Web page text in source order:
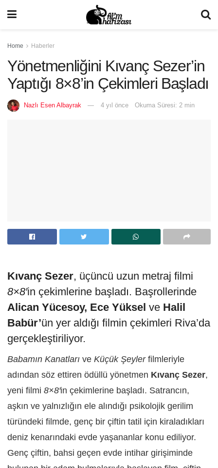
Home Haberler
Yönetmenliğini Kıvanç Sezer’in
Yaptığı 8×8’in Çekimleri Başladı
Nazlı Esen Albayrak 4 yıl önce Okuma Süresi: 2 min
Kıvanç Sezer, üçüncü uzun metraj filmi
8×8′in çekimlerine başladı. Başrollerinde
Alican Yücesoy, Ece Yüksel ve Halil
Babür’ün yer aldığı filmin çekimleri Riva’da
gerçekleştiriliyor.
Babamın Kanatları ve Küçük Şeylerfilmleriyle
adından söz ettiren ödüllü yönetmen Kıvanç Sezer,
yeni filmi 8×8′in çekimlerine başladı. Satrancın,
aşkın ve yalnızlığın ele alındığı psikolojik gerilim
türündeki filmde, genç bir çiftin tatil için kiraladıkları
deniz kenarındaki evde yaşananlar konu ediliyor.
Genç çiftin, bahsi geçen evde intihar girişiminde